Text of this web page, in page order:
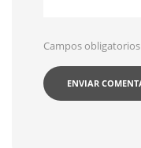
Campos obligatorios